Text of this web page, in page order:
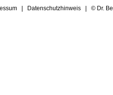
Datenschutzhinweis © Dr.